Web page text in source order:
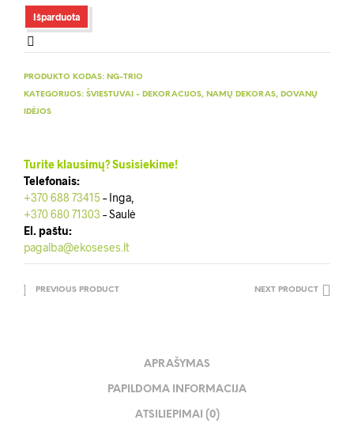
Išparduota
PRODUKTO KODAS: NG-TRIO
KATEGORIJOS: ŠVIESTUVAI - DEKORACIJOS, NAMŲ DEKORAS, DOVANŲ
IDĖJOS
Turite klausimų? Susisiekime!
Telefonais:
+370 688 73415– Inga,
+370 680 71303 – Saulė
El. paštu:
pagalba@ekoseses.lt
PREVIOUS PRODUCT NEXT PRODUCT
APRAŠYMAS
PAPILDOMA INFORMACIJA
ATSILIEPIMAI (0)